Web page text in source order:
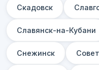
Скадовск
Славянск-на-Кубани
Снежинск